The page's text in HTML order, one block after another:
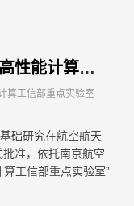
飞行器数学建模与高性能计算工信部重点实验室 组织管理办法（暂行）
算工信部重点实验室
础研究在航空航天
准，依托南京航空
工信部重点实验室”